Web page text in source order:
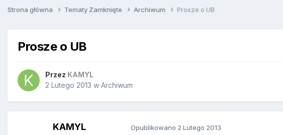
Strona główna Tematy Zamknięte Archiwum Prosze o UB
Prosze o UB
Przez KAMYL
2 Lutego 2013 w Archiwum
KAMYL Opublikowano 2 Lutego 2013